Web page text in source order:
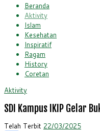
Beranda
Aktivity
Islam
Kesehatan
Inspiratif
Ragam
History
Coretan
Aktivity
SDI Kampus IKIP Gelar
Telah Terbit 22/03/2025